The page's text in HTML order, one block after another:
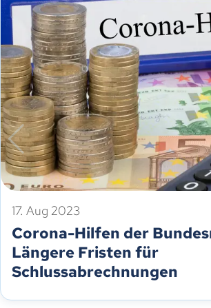
17. Aug 2023
Corona-Hilfen der
Längere Fristen für
Schlussabrechnungen